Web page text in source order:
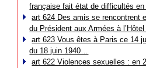
française fait état de difficultés en
art 624 Des amis se rencontrent
du Président aux Armées à
art 623 Vous êtes à Paris ce 14
du 18 juin 1940…
art 622 Violences sexuelles : en